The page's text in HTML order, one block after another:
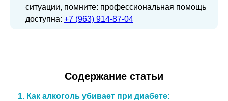
ситуации, помните: профессиональная помощь
доступна: +7 (963) 914-87-04
Содержание статьи
Как алкоголь убивает при диабете: